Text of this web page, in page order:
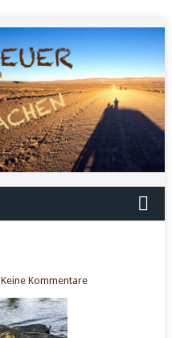
Keine Kommentare